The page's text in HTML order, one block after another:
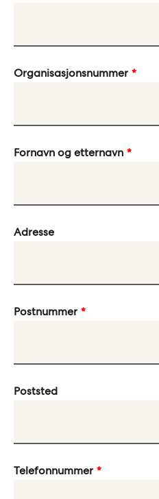
Organisasjonsnummer
Fornavn og etternavn
Adresse
Postnummer
Poststed
Telefonnummer